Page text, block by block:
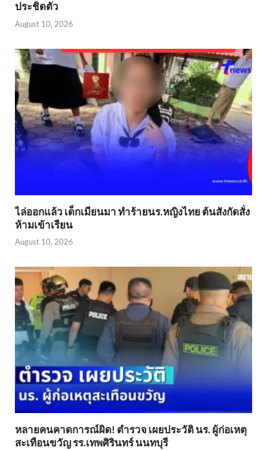
ประชิดตัว
August 10, 2026
ไล่ออกแล้ว เด็กเมียนมา ทำร้ายนร.หญิงไทย ต้นสังกัดสั่ง
ห้ามเข้าเรียน
August 10, 2026
หลายคนคาดการณ์ผิด! ตำรวจ เผยประวัติ นร. ผู้ก่อเหตุ
สะเทือนขวัญ รร.เทพศิรินทร์ นนทบุรี